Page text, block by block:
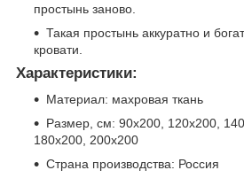
простынь заново.
Такая простынь аккуратно и
кровати.
Характеристики:
Материал: махровая ткань
Размер, см: 90х200, 120х200,
180х200, 200х200
Страна производства: Россия